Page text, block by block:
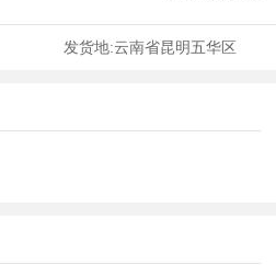
发货地:云南省昆明五华区